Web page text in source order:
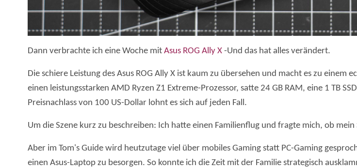
Dann verbrachte ich eine Woche mit Asus ROG Ally X -Und das hat alles verändert.
Die schiere Leistung des Asus ROG Ally X ist kaum zu übersehen und macht es zu
einen leistungsstarken AMD Ryzen Z1 Extreme-Prozessor, satte 24 GB RAM, eine 1 TB
Preisnachlass von 100 US-Dollar lohnt es sich auf jeden Fall.
Um die Szene kurz zu beschreiben: Ich hatte einen Familienflug und fragte mich, ob
Aber im Tom's Guide wird heutzutage viel über mobiles Gaming statt PC-Gaming
einen Asus-Laptop zu besorgen. So konnte ich die Zeit mit der Familie strategisch